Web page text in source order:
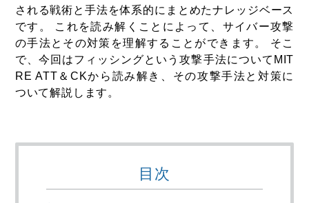
される戦術と手法を体系的にまとめたナレッジベース
です。 これを読み解くことによって、サイバー攻撃
の手法とその対策を理解することができます。 そこ
で、今回はフィッシングという攻撃手法についてMIT
RE ATT＆CKから読み解き、その攻撃手法と対策に
ついて解説します。
目次